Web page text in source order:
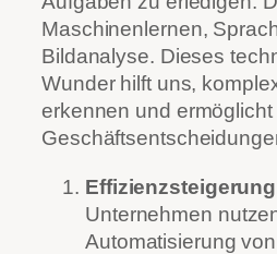
Maschinenlernen,
Bildanalyse. Dieses
Wunder hilft uns,
erkennen und
Effizienzsteigerung
Unternehmen
Automatisierung von